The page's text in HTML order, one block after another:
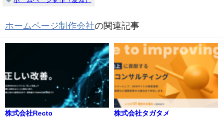
ホームページ制作会社の関連記事
株式会社Recto 株式会社タガタメ